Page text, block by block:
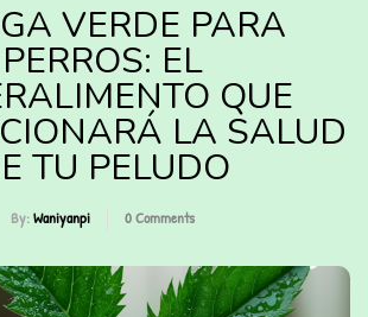
VERDE PARA
PERROS: EL
QUE
LA SALUD
TU PELUDO
By:Waniyanpi 0Comments